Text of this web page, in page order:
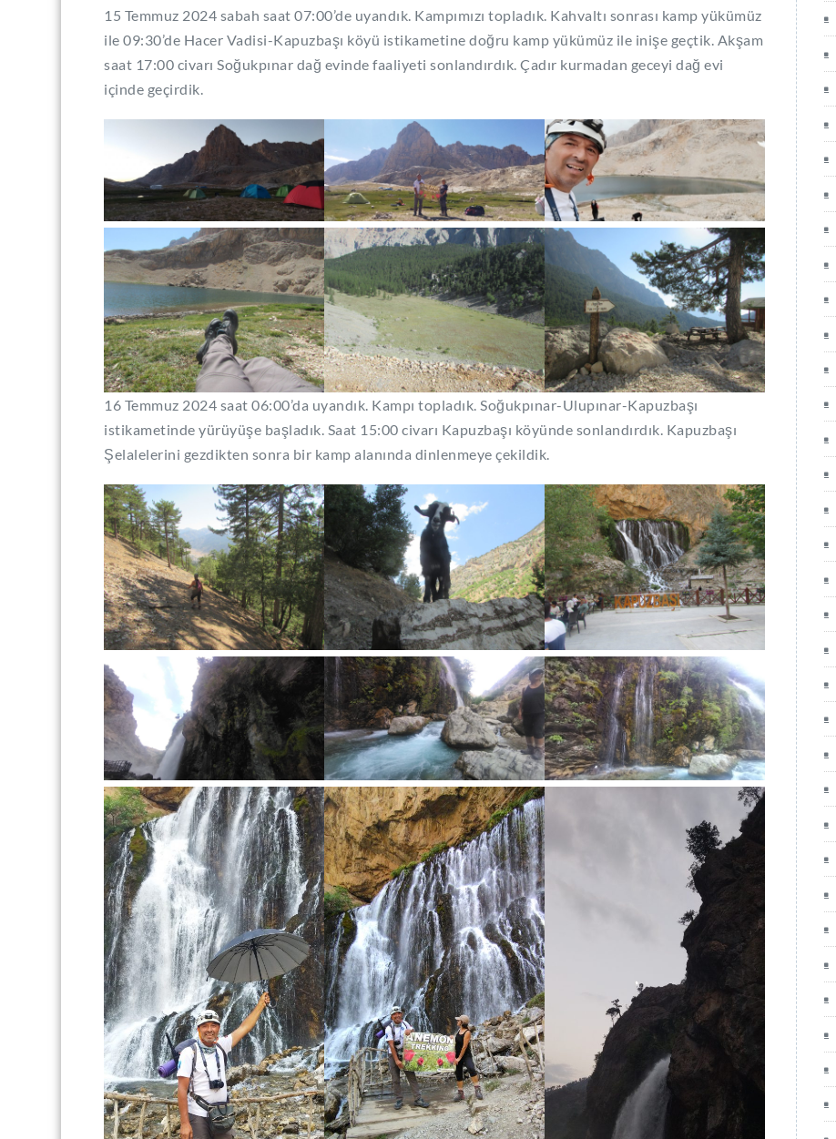
15 Temmuz 2024 sabah saat 07:00’de uyandık. Kampımızı topladık. Kahvaltı sonrası kamp yükümüz
ile 09:30’de Hacer Vadisi-Kapuzbaşı köyü istikametine doğru kamp yükümüz ile inişe geçtik. Akşam
saat 17:00 civarı Soğukpınar dağ evinde faaliyeti sonlandırdık. Çadır kurmadan geceyi dağ evi
içinde geçirdik.
16 Temmuz 2024 saat 06:00’da uyandık. Kampı topladık. Soğukpınar-Ulupınar-Kapuzbaşı
istikametinde yürüyüşe başladık. Saat 15:00 civarı Kapuzbaşı köyünde sonlandırdık. Kapuzbaşı
Şelalelerini gezdikten sonra bir kamp alanında dinlenmeye çekildik.